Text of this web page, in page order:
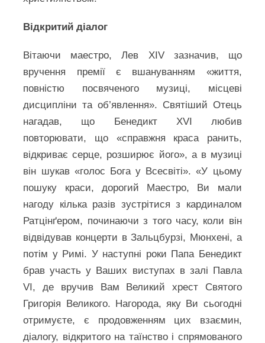
Відкритий діалог
Вітаючи маестро, Лев XIV зазначив, що
вручення премії є вшануванням «життя,
повністю посвяченого музиці, місцеві
дисципліни та об’явлення». Святіший Отець
нагадав, що Бенедикт XVI любив
повторювати, що «справжня краса ранить,
відкриває серце, розширює його», а в музиці
він шукав «голос Бога у Всесвіті». «У цьому
пошуку краси, дорогий Маестро, Ви мали
нагоду кілька разів зустрітися з кардиналом
Ратцінґером, починаючи з того часу, коли він
відвідував концерти в Зальцбурзі, Мюнхені, а
потім у Римі. У наступні роки Папа Бенедикт
брав участь у Ваших виступах в залі Павла
VI, де вручив Вам Великий хрест Святого
Григорія Великого. Нагорода, яку Ви сьогодні
отримуєте, є продовженням цих взаємин,
діалогу, відкритого на таїнство і спрямованого